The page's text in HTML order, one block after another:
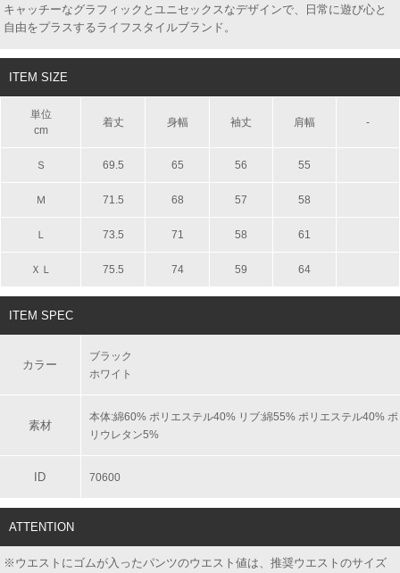
キャッチーなグラフィックとユニセックスなデザインで、日常に遊び心と
自由をプラスするライフスタイルブランド。
ITEM SIZE
単位
cm
着丈 身幅 袖丈 肩幅 -
Ｓ 69.5 65 56 55
Ｍ 71.5 68 57 58
Ｌ 73.5 71 58 61
ＸＬ 75.5 74 59 64
ITEM SPEC
カラー
ブラック
ホワイト
素材
本体:綿60% ポリエステル40% リブ:綿55% ポリエステル40% ポ
リウレタン5%
ID 70600
ATTENTION
※ウエストにゴムが入ったパンツのウエスト値は、推奨ウエストのサイズ